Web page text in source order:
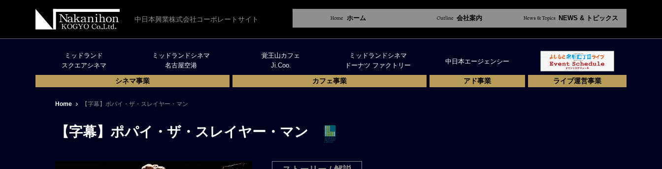
中日本興業株式会社コーポレートサイト Home ホーム Outline 会社案内 News & Topics NEWS & トピックス
ミッドランド
スクエアシネマ
ミッドランドシネマ
名古屋空港
シネマ事業
覚王山カフェ
Ji.Coo.
ミッドランドシネマ
ドーナツ ファクトリー
カフェ事業
中日本エージェンシー
アド事業 ライブ運営事業
Home 【字幕】ポパイ・ザ・スレイヤー・マン
【字幕】ポパイ・ザ・スレイヤー・マン